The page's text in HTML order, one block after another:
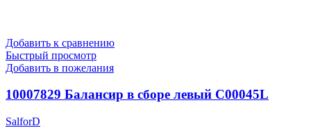
Добавить к сравнению
Быстрый просмотр
Добавить в пожелания
10007829 Балансир в сборе левый C00045L
SalforD